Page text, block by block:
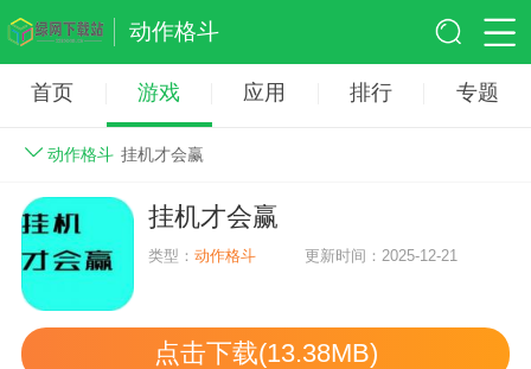
动作格斗
首页 游戏 应用 排行 专题
动作格斗 挂机才会赢
挂机才会赢
类型：动作格斗 更新时间：2025-12-21
点击下载(13.38MB)